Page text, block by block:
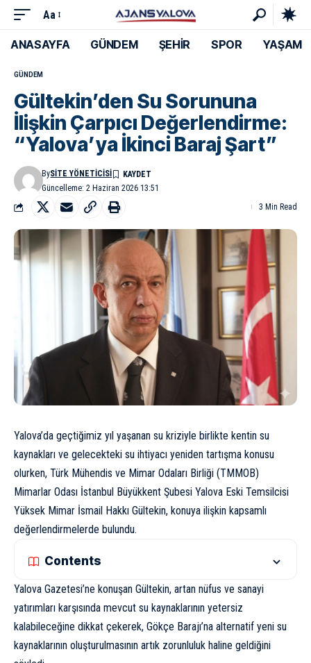
Aa
ANASAYFA GÜNDEM ŞEHİR SPOR YAŞAM
GÜNDEM
Gültekin’den Su Sorununa
İlişkin Çarpıcı Değerlendirme:
“Yalova’ya İkinci Baraj Şart”
Güncelleme: 2 Haziran 2026 13:51
BySITE YÖNETICISI
3 Min Read
Yalova’da geçtiğimiz yıl yaşanan su kriziyle birlikte kentin su
kaynakları ve gelecekteki su ihtiyacı yeniden tartışma konusu
olurken, Türk Mühendis ve Mimar Odaları Birliği (TMMOB)
Mimarlar Odası İstanbul Büyükkent Şubesi Yalova Eski Temsilcisi
Yüksek Mimar İsmail Hakkı Gültekin, konuya ilişkin kapsamlı
değerlendirmelerde bulundu.
Contents
Yalova Gazetesi’ne konuşan Gültekin, artan nüfus ve sanayi
yatırımları karşısında mevcut su kaynaklarının yetersiz
kalabileceğine dikkat çekerek, Gökçe Barajı’na alternatif yeni su
kaynaklarının oluşturulmasının artık zorunluluk haline geldiğini